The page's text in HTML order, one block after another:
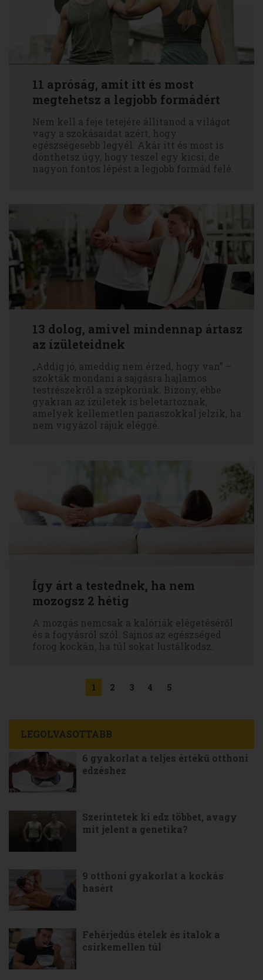
11 apróság, amit itt és most
megtehetsz a legjobb formádért
Nem kell a feje tetejére állítanod a világot
vagy a szokásaidat azért, hogy
egészségesebb legyél. Akár itt és most is
dönthetsz úgy, hogy teszel egy kicsi, de
nagyon fontos lépést a legjobb formád felé.
13 dolog, amivel mindennap ártasz
az ízületeidnek
„Addig jó, ameddig nem érzed, hogy van” –
szokták mondani a sajgásra hajlamos
testrészekről a szépkorúak. Bizony, ebbe
gyakran az ízületek is beletartoznak,
amelyek kellemetlen panaszokkal jelzik, ha
nem vigyázol rájuk eléggé.
Így árt a testednek, ha nem
mozogsz 2 hétig
A mozgás nemcsak a kalóriák elégetéséről
és a fogyásról szól. Sajnos az egészséged
forog kockán, ha túl sokat lustálkodsz.
1 2 3 4 5
LEGOLVASOTTABB
6 gyakorlat a teljes értékű otthoni
edzéshez
Szerintetek ki edz többet, avagy
mit jelent a genetika?
9 otthoni gyakorlat a kockás
hasért
Fehérjedús ételek és italok a
csirkemellen túl